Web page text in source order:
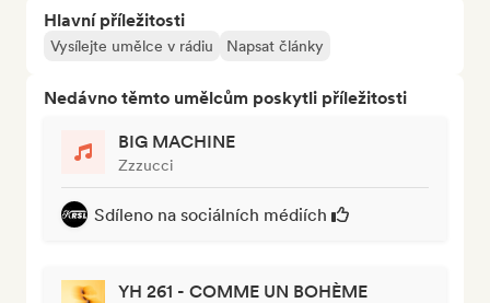
Hlavní příležitosti
Vysílejte umělce v rádiu Napsat články
Nedávno těmto umělcům poskytli příležitosti
BIG MACHINE
Zzzucci
Sdíleno na sociálních médiích
YH 261 - COMME UN BOHÈME